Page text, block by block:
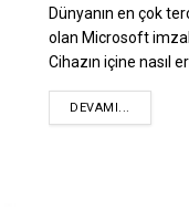
Dünyanın en çok
olan Microsoft
Cihazın içine nasıl
DEVAMI...